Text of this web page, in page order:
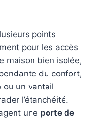
points
pour les accès
maison bien isolée,
du confort,
ou un vantail
l’étanchéité.
une porte de